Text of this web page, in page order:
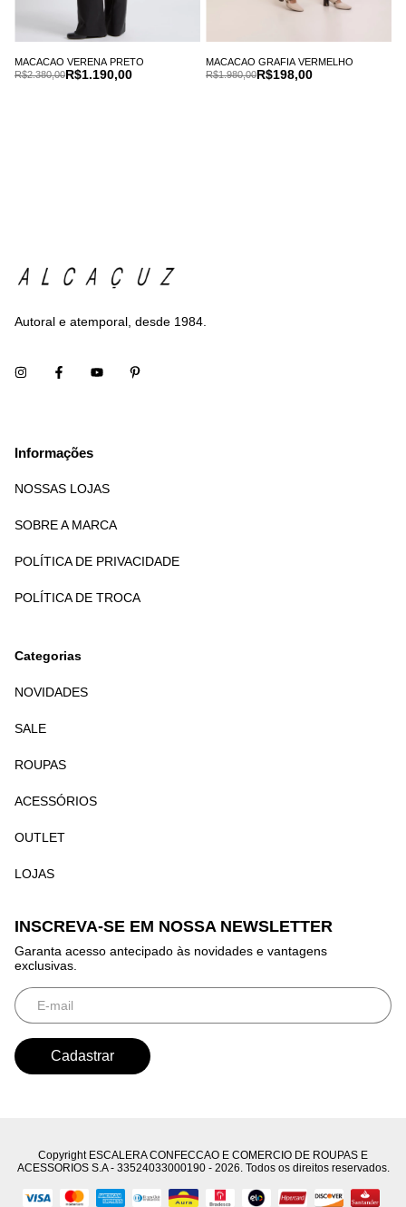
MACACAO VERENA PRETO
R$1.190,00
R$2.380,00
MACACAO GRAFIA VERMELHO
R$198,00
R$1.980,00
Autoral e atemporal, desde 1984.
Informações
NOSSAS LOJAS
SOBRE A MARCA
POLÍTICA DE PRIVACIDADE
POLÍTICA DE TROCA
Categorias
NOVIDADES
SALE
ROUPAS
ACESSÓRIOS
OUTLET
LOJAS
INSCREVA-SE EM NOSSA NEWSLETTER
Garanta acesso antecipado às novidades e vantagens
exclusivas.
Copyright ESCALERA CONFECCAO E COMERCIO DE ROUPAS E
ACESSORIOS S.A - 33524033000190 - 2026. Todos os direitos reservados.